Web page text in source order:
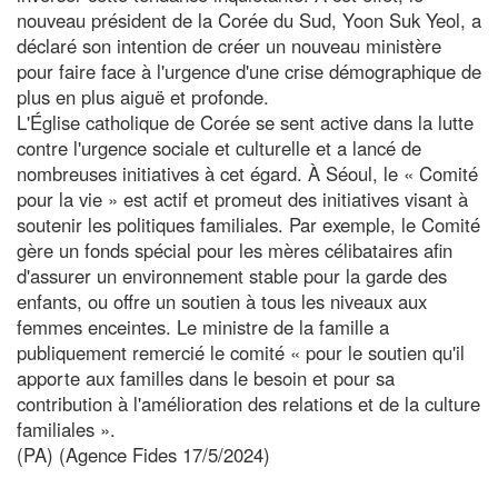
nouveau président de la Corée du Sud, Yoon Suk Yeol, a
déclaré son intention de créer un nouveau ministère
pour faire face à l'urgence d'une crise démographique de
plus en plus aiguë et profonde.
L'Église catholique de Corée se sent active dans la lutte
contre l'urgence sociale et culturelle et a lancé de
nombreuses initiatives à cet égard. À Séoul, le « Comité
pour la vie » est actif et promeut des initiatives visant à
soutenir les politiques familiales. Par exemple, le Comité
gère un fonds spécial pour les mères célibataires afin
d'assurer un environnement stable pour la garde des
enfants, ou offre un soutien à tous les niveaux aux
femmes enceintes. Le ministre de la famille a
publiquement remercié le comité « pour le soutien qu'il
apporte aux familles dans le besoin et pour sa
contribution à l'amélioration des relations et de la culture
familiales ».
(PA) (Agence Fides 17/5/2024)